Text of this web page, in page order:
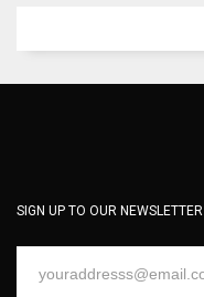
SIGN UP TO OUR NEWSLETTER